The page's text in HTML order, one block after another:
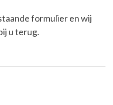
formulier en wij
u terug.